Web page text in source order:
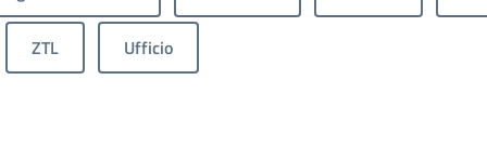
ZTL Ufficio